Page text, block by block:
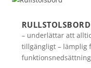
RULLSTOLSBORD
– underlättar att
tillgängligt – lämplig